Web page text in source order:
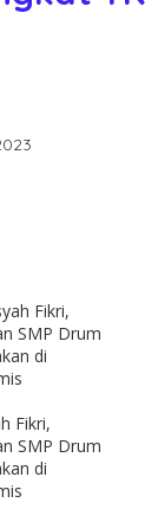
Fikri,
SMP Drum
di